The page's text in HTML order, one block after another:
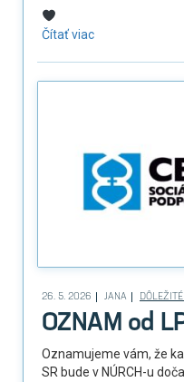
Čítať viac
26. 5. 2026 JANA
OZNAM od
Oznamujeme vám, že
SR bude v NÚRCH-u